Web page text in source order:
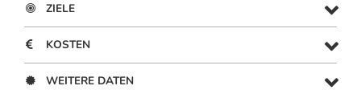
ZIELE
KOSTEN
WEITERE DATEN